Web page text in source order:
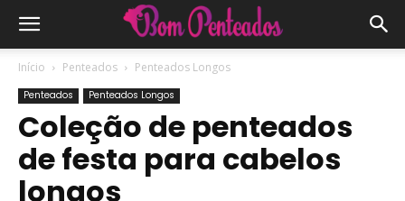
Início Penteados Penteados Longos
Penteados Penteados Longos
Coleção de penteados
de festa para cabelos
longos